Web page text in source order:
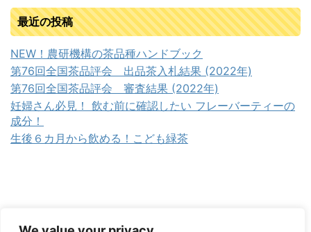
最近の投稿
NEW！農研機構の茶品種ハンドブック
第76回全国茶品評会 出品茶入札結果 (2022年)
第76回全国茶品評会 審査結果 (2022年)
妊婦さん必見！ 飲む前に確認したい フレーバーティーの
成分！
生後６カ月から飲める！こども緑茶